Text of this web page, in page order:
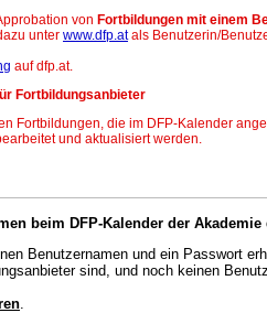
von Fortbildungen mit einem
unter www.dfp.atals Benutzerin/
auf dfp.at.
Fortbildungsanbieter
Fortbildungen, die im DFP-Kalender
und aktualisiert werden.
beim DFP-Kalender der Akademie
Benutzernamen und ein Passwort
sind, und noch keinen
.